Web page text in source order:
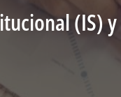
(IS)